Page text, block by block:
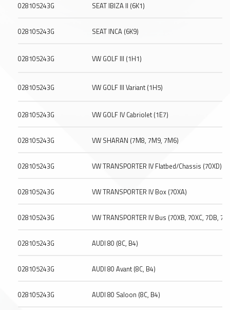
028105243G SEAT IBIZA II (6K1)
028105243G SEAT INCA (6K9)
028105243G VW GOLF III (1H1)
028105243G VW GOLF III Variant (1H5)
028105243G VW GOLF IV Cabriolet (1E7)
028105243G VW SHARAN (7M8, 7M9, 7M6)
028105243G VW TRANSPORTER IV Flatbed/Chassis (70XD)
028105243G VW TRANSPORTER IV Box (70XA)
028105243G VW TRANSPORTER IV Bus (70XB, 70XC, 7DB,
028105243G AUDI 80 (8C, B4)
028105243G AUDI 80 Avant (8C, B4)
028105243G AUDI 80 Saloon (8C, B4)